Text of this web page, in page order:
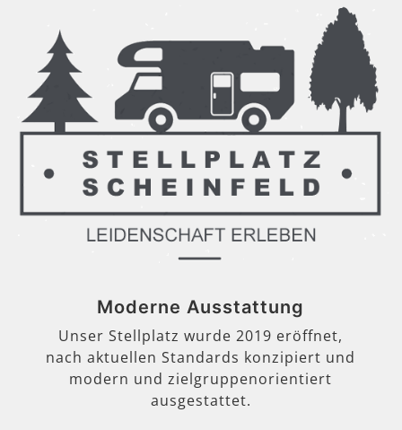
Moderne Ausstattung
Unser Stellplatz wurde 2019 eröffnet,
nach aktuellen Standards konzipiert und
modern und zielgruppenorientiert
ausgestattet.